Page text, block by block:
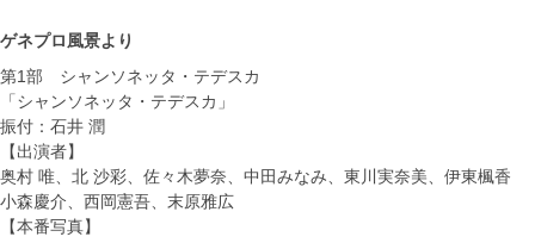
ゲネプロ風景より
第1部 シャンソネッタ・テデスカ
「シャンソネッタ・テデスカ」
振付：石井 潤
【出演者】
奥村 唯、北 沙彩、佐々木夢奈、中田みなみ、東川実奈美、伊東楓香
小森慶介、西岡憲吾、末原雅広
【本番写真】